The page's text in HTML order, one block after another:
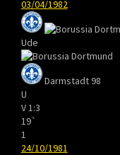
03/04/1982
Ude
Darmstadt 98
U
V 1:3
19`
1
24/10/1981